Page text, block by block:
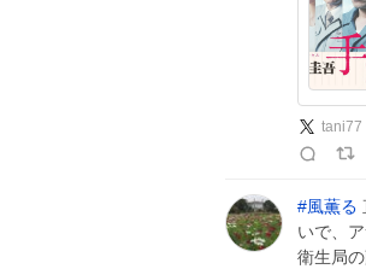
tani77
#風薫る
いで、
衛生局